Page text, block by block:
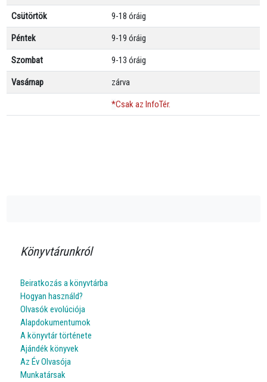
Csütörtök 9-18 óráig
Péntek 9-19 óráig
Szombat 9-13 óráig
Vasárnap zárva
*Csak az InfoTér.
Könyvtárunkról
Beiratkozás a könyvtárba
Hogyan használd?
Olvasók evolúciója
Alapdokumentumok
A könyvtár története
Ajándék könyvek
Az Év Olvasója
Munkatársak